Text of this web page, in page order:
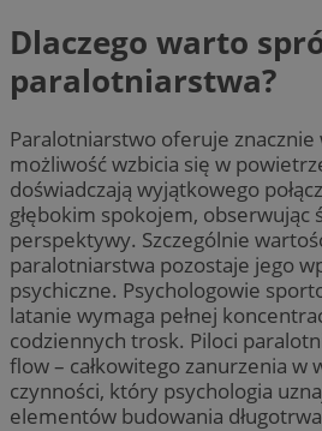
Dlaczego warto
paralotniarstwa?
Paralotniarstwo oferuje
możliwość wzbicia się w
doświadczają wyjątkowego
głębokim spokojem, obserwując
perspektywy. Szczególnie
paralotniarstwa pozostaje jego
psychiczne. Psychologowie
latanie wymaga pełnej
codziennych trosk. Piloci
flow – całkowitego zanurzenia w
czynności, który psychologia
elementów budowania